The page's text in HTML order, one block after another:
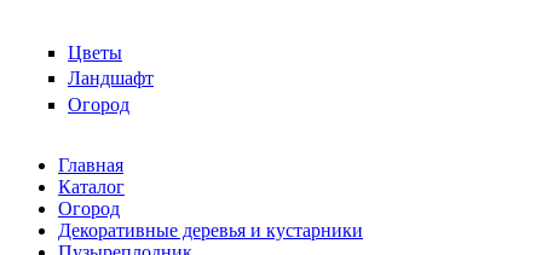
Цветы
Ландшафт
Огород
Главная
Каталог
Огород
Декоративные деревья и кустарники